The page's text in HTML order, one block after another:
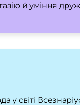
й уміння
у світі